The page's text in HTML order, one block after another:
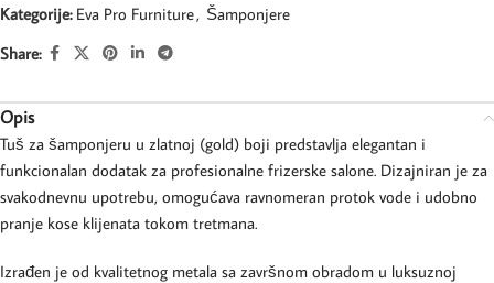
Kategorije: Eva Pro Furniture, Šamponjere
Share:
Opis
Tuš za šamponjeru u zlatnoj (gold) boji predstavlja elegantan i
funkcionalan dodatak za profesionalne frizerske salone. Dizajniran je za
svakodnevnu upotrebu, omogućava ravnomeran protok vode i udobno
pranje kose klijenata tokom tretmana.
Izrađen je od kvalitetnog metala sa završnom obradom u luksuznoj